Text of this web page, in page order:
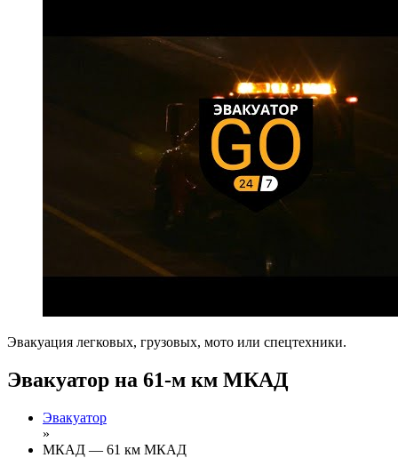
Эвакуация легковых, грузовых, мото или спецтехники.
Эвакуатор на 61-м км МКАД
Эвакуатор
»
МКАД — 61 км МКАД